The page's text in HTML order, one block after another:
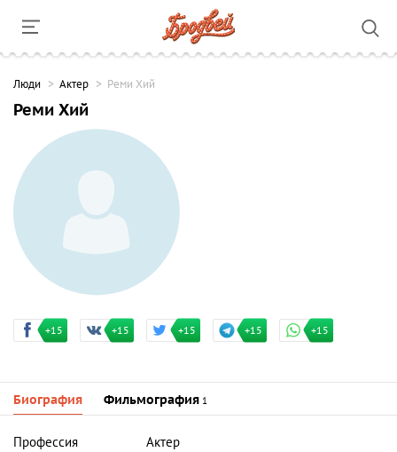
Люди Актер Реми Хий
Реми Хий
+15 +15 +15 +15 +15
Биография Фильмография 1
Профессия
Актер